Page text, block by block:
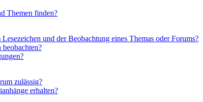
Themen finden?
und der Beobachtung eines Themas oder Forums?
zulässig?
erhalten?